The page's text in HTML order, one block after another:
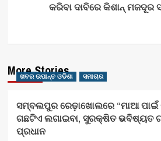
କରିବା ଦାବିରେ କିଶାନ୍ ମଜଦୂର
More Stories
ଖବର ଉପାନ୍ତ ଓଡିଶା ସମାଚାର
ସମ୍ବଲପୁର ରେଢ଼ାଖୋଲରେ “ମାଆ ପାଇଁ
ଗଛଟିଏ ଲଗାଇବା, ସୁରକ୍ଷିତ ଭବିଷ୍ୟତ
ପ୍ରଧାନ